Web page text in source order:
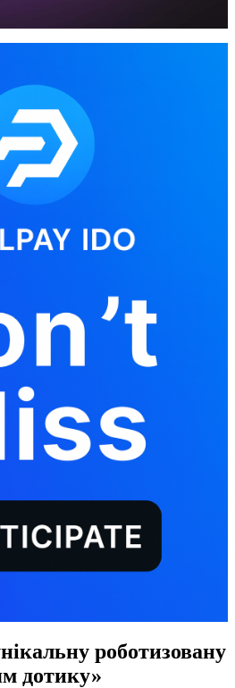
роботизовану
дотику»